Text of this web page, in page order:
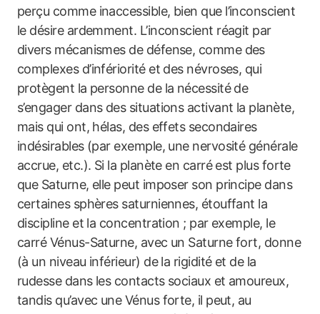
perçu comme inaccessible, bien que l’inconscient
le désire ardemment. L’inconscient réagit par
divers mécanismes de défense, comme des
complexes d’infériorité et des névroses, qui
protègent la personne de la nécessité de
s’engager dans des situations activant la planète,
mais qui ont, hélas, des effets secondaires
indésirables (par exemple, une nervosité générale
accrue, etc.). Si la planète en carré est plus forte
que Saturne, elle peut imposer son principe dans
certaines sphères saturniennes, étouffant la
discipline et la concentration ; par exemple, le
carré Vénus-Saturne, avec un Saturne fort, donne
(à un niveau inférieur) de la rigidité et de la
rudesse dans les contacts sociaux et amoureux,
tandis qu’avec une Vénus forte, il peut, au